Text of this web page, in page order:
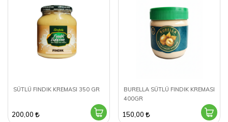
SÜTLÜ FINDIK KREMASI 350 GR
200,00
BURELLA SÜTLÜ FINDIK KREMASI
400GR
150,00